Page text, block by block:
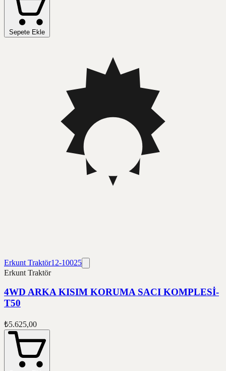
Sepete Ekle
Erkunt Traktör12-10025
Erkunt Traktör
4WD ARKA KISIM KORUMA SACI KOMPLESİ-
T50
₺5.625,00